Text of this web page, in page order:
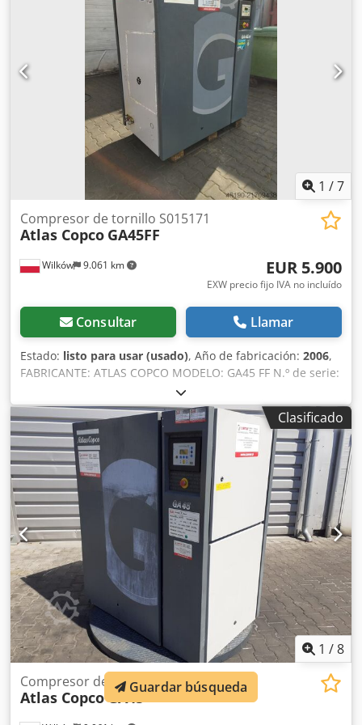
16 bar, dimensiones aproximadas (LxAxH): 1100 mm/550
mm/800 mm, peso: aprox. 40 kg. Horas de funcionamiento
de la instalación: 8656 h, horas del controlador: 42334 h.
Documentación disponible. Es posible una inspección in
situ. Dcjdpfxjxdc Uve Aftek
1 /7
Wilków 9.061 km
Compresor de tornillo S015171
Atlas Copco GA45FF
EUR 5.900
EXW precio fijo IVA no incluído
Consultar Llamar
Estado: listo para usar (usado), Año de fabricación: 2006,
FABRICANTE: ATLAS COPCO MODELO: GA45 FF N.º de serie:
API591201 Año: 2006 Potencia (kW): 45 Caudal (m3/min):
7,28 Presión (bar): 7,8 Djdjy Aux Topfx Afteck Horas
(carga/total): 8054/20214 Variador de frecuencia: no
Secador integrado: sí Intercambiador de calor: no
Refrigeración (aire/agua): aire Montado en depósito: no
Conexión: 2'
Clasificado
1 /8
Compresor de tornillo S005138
Atlas CopcoGA45
Guardar búsqueda